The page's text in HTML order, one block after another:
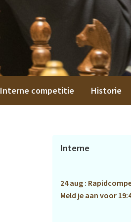
Interne competitie Historie
Primaire
Interne
24 aug :
Meld je aan voor